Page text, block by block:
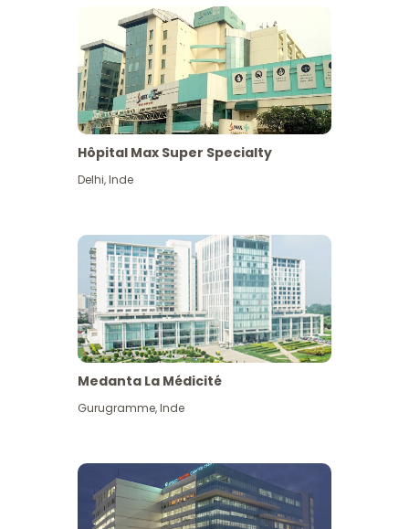
Hôpital Max Super Specialty
Delhi,Inde
Medanta La Médicité
Gurugramme,Inde